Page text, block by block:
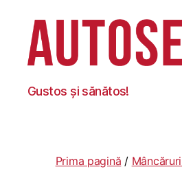
Autoservire
Foisor
Gustos și sănătos!
Prima pagină /